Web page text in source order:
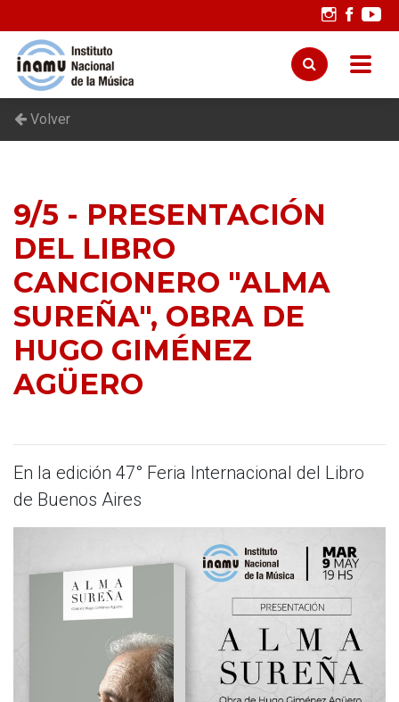
Volver
9/5 - PRESENTACIÓN
DEL LIBRO
CANCIONERO "ALMA
SUREÑA", OBRA DE
HUGO GIMÉNEZ
AGÜERO
En la edición 47° Feria Internacional del Libro
de Buenos Aires